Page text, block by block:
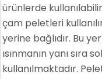
ürünlerde
çam peletleri
yerine bağlıdır. Bu
ısınmanın yanı sıra
kullanılmaktadır.